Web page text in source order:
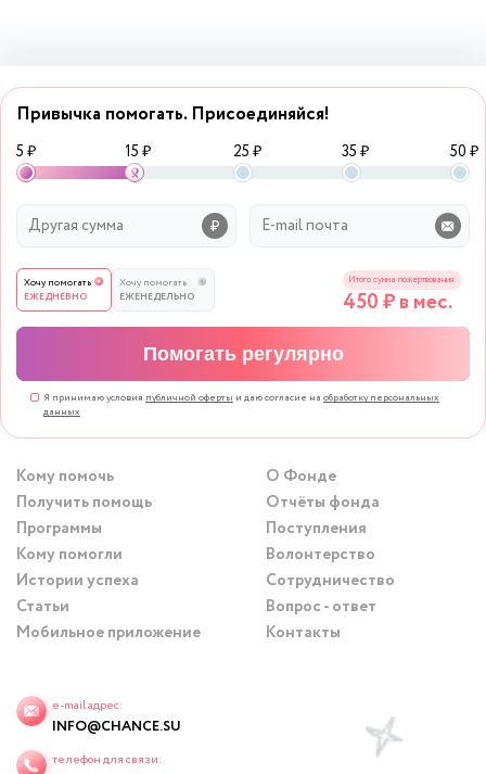
Привычка помогать. Присоединяйся!
5 ₽ 15 ₽ 25 ₽ 35 ₽ 50 ₽
Хочу помогать
ЕЖЕДНЕВНО
Хочу помогать
ЕЖЕНЕДЕЛЬНО
Итого сумма пожертвования:
450₽ в мес.
Помогать регулярно
Я принимаю условия публичной оферты и даю согласие на обработку персональных
данных
Кому помочь
Получить помощь
Программы
Кому помогли
Истории успеха
Статьи
Мобильное приложение
О Фонде
Отчёты фонда
Поступления
Волонтерство
Сотрудничество
Вопрос - ответ
Контакты
e-mail адрес:
INFO@CHANCE.SU
телефон для связи: